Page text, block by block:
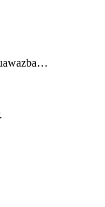
awazba…